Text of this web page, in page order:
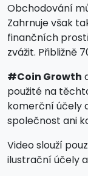
Obchodování
Zahrnuje však
finančních
zvážit. Přibližně
#Coin Growth
použité na
komerční účely
společnost ani
Video slouží
ilustrační účely